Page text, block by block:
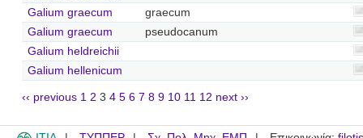
Galium graecum
graecum
Galium graecum
pseudocanum
Galium heldreichii
Galium hellenicum
‹‹ previous 1 2 3 4 5 6 7 8 9 10 11 12 next ››